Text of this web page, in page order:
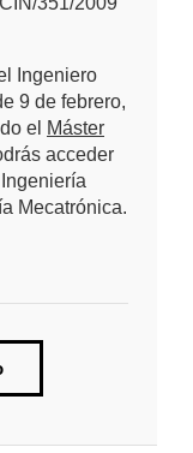
Ingeniero
9 de febrero,
el Máster
acceder
Mecatrónica.